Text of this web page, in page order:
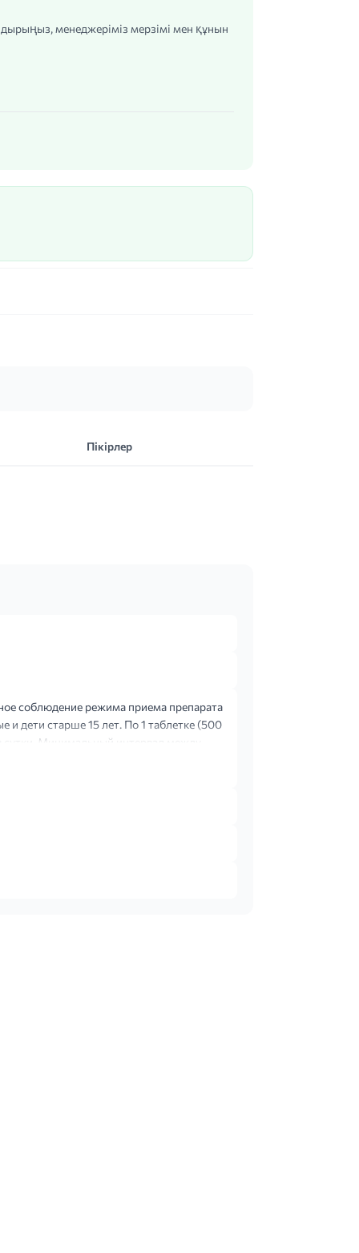
менеджеріміз мерзімі мен құнын
Пікірлер
соблюдение режима приема препарата
и дети старше 15 лет. По 1 таблетке (500
сутки. Минимальный интервал между